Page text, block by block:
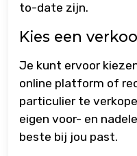
to-date zijn.
Kies een
Je kunt ervoor
online platform of
particulier te
eigen voor- en
beste bij jou past.